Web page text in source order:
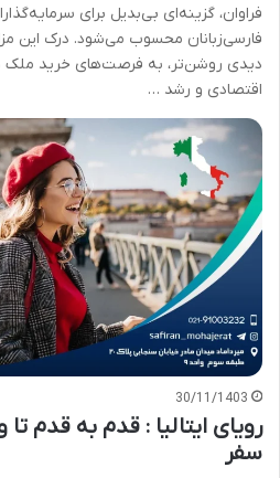
فراوان، گزینه‌ای بی‌بدیل برای
فارسی‌زبانان محسوب می‌شود. درک این
دیدی روشن‌تر، به فرصت‌های خرید ملک
اقتصادی و رشد …
30/11/1403
رویای ایتالیا : قدم به قدم
سفر